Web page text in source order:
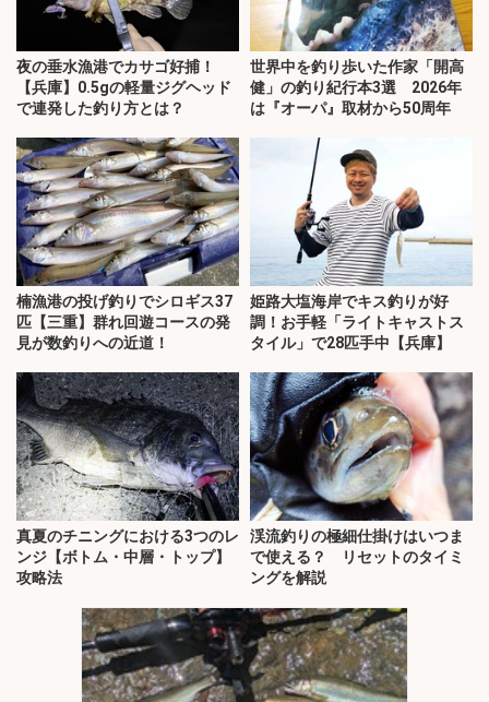
夜の垂水漁港でカサゴ好捕！
【兵庫】0.5gの軽量ジグヘッド
で連発した釣り方とは？
世界中を釣り歩いた作家「開高
健」の釣り紀行本3選 2026年
は『オーパ』取材から50周年
楠漁港の投げ釣りでシロギス37
匹【三重】群れ回遊コースの発
見が数釣りへの近道！
姫路大塩海岸でキス釣りが好
調！お手軽「ライトキャストス
タイル」で28匹手中【兵庫】
真夏のチニングにおける3つのレ
ンジ【ボトム・中層・トップ】
攻略法
渓流釣りの極細仕掛けはいつま
で使える？ リセットのタイミ
ングを解説